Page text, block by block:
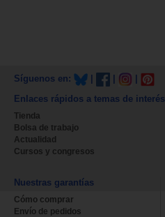
Síguenos en:
Enlaces rápidos a temas de interés
Tienda
Bolsa de trabajo
Actualidad
Cursos y congresos
Nuestras garantías
Cómo comprar
Envío de pedidos